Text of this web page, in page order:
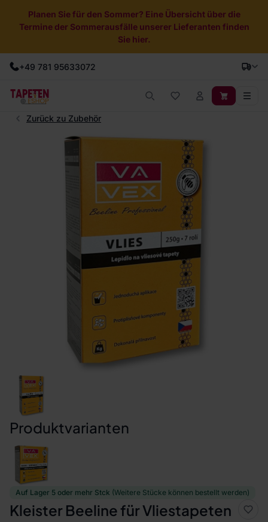
Planen Sie für den Sommer? Eine Übersicht über die
Termine der Sommerausfälle unserer Lieferanten finden
Sie hier.
+49 781 95633072
Zurück zu Zubehör
Auf Lager 5 oder mehr Stck (Weitere Stücke können bestellt werden)
Kleister Beeline für Vliestapeten
Produktvarianten